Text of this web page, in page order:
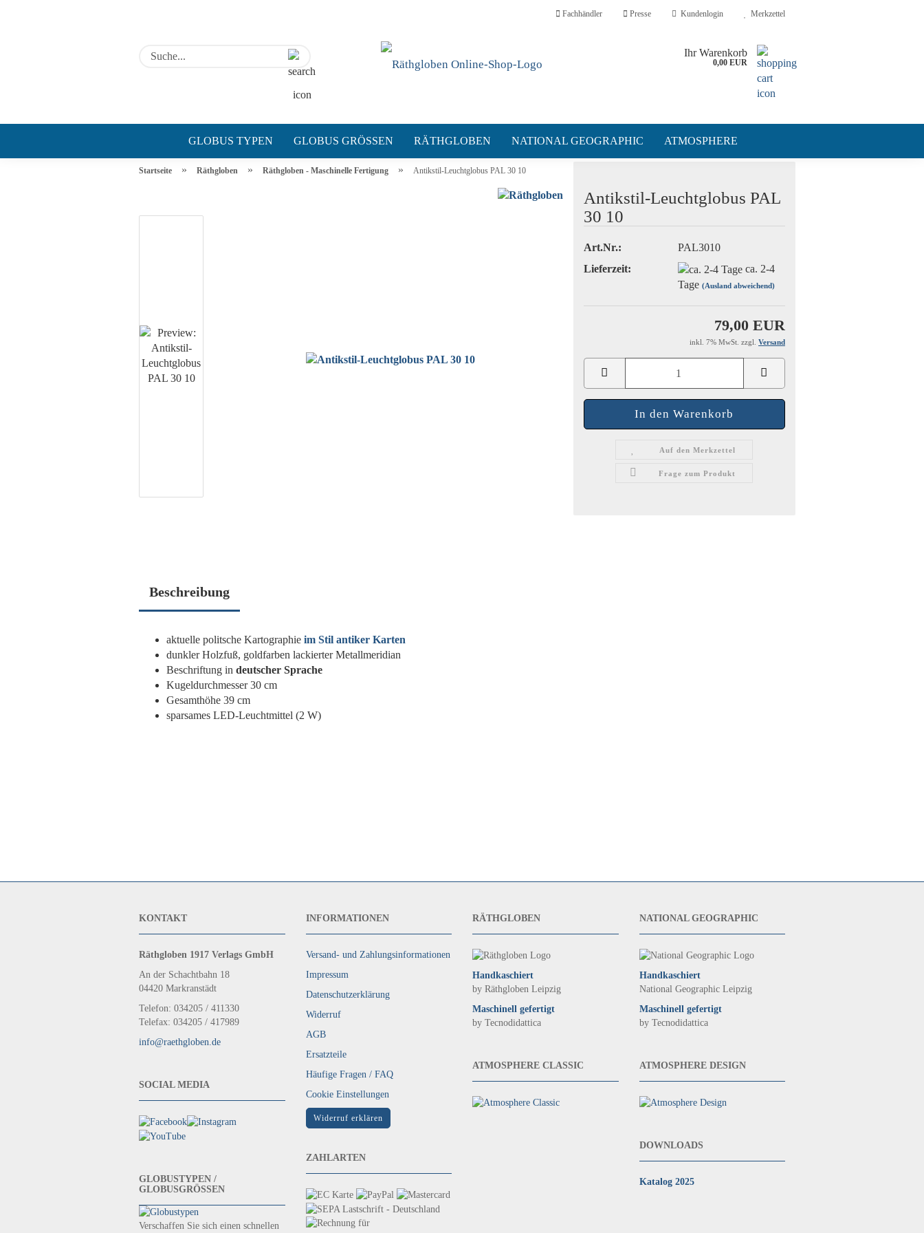
Fachhändler Presse Kundenlogin
Passwort
Konto erstellen
Merkzettel
Ihr Warenkorb
0,00 EUR
GLOBUS TYPEN GLOBUS GRÖSSEN RÄTHGLOBEN NATIONAL GEOGRAPHIC ATMOSPHERE
Startseite » Räthgloben » Räthgloben - Maschinelle Fertigung » Antikstil-Leuchtglobus PAL 30 10
Antikstil-Leuchtglobus PAL
30 10
Art.Nr.:
PAL3010
Lieferzeit:
ca. 2-4
Tage (Ausland abweichend)
79,00 EUR
inkl. 7% MwSt. zzgl. Versand
Auf den Merkzettel
Frage zum Produkt
Beschreibung
aktuelle politsche Kartographie im Stil antiker Karten
dunkler Holzfuß, goldfarben lackierter Metallmeridian
Beschriftung in deutscher Sprache
Kugeldurchmesser 30 cm
Gesamthöhe 39 cm
sparsames LED-Leuchtmittel (2 W)
KONTAKT
Räthgloben 1917 Verlags GmbH
An der Schachtbahn 18
04420 Markranstädt
Telefon: 034205 / 411330
Telefax: 034205 / 417989
info@raethgloben.de
SOCIAL MEDIA
GLOBUSTYPEN /
GLOBUSGRÖSSEN
Verschaffen Sie sich einen schnellen
INFORMATIONEN
Versand- und Zahlungsinformationen
Impressum
Datenschutzerklärung
Widerruf
AGB
Ersatzteile
Häufige Fragen / FAQ
Cookie Einstellungen
Widerruf erklären
ZAHLARTEN
RÄTHGLOBEN
Handkaschiert
by Räthgloben Leipzig
Maschinell gefertigt
by Tecnodidattica
ATMOSPHERE CLASSIC
NATIONAL GEOGRAPHIC
Handkaschiert
National Geographic Leipzig
Maschinell gefertigt
by Tecnodidattica
ATMOSPHERE DESIGN
DOWNLOADS
Katalog 2025